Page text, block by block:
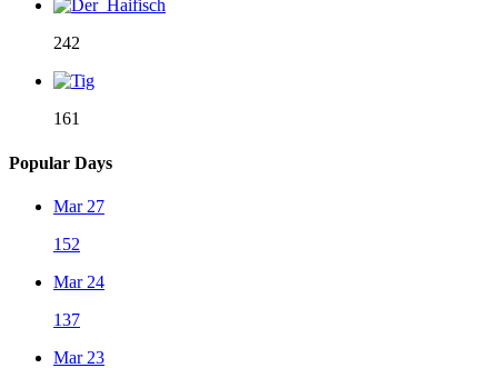
242
161
Popular Days
Mar 27
152
Mar 24
137
Mar 23